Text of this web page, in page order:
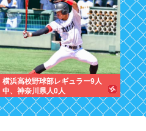
横浜高校野球部レギュラー9人
中、神奈川県人0人